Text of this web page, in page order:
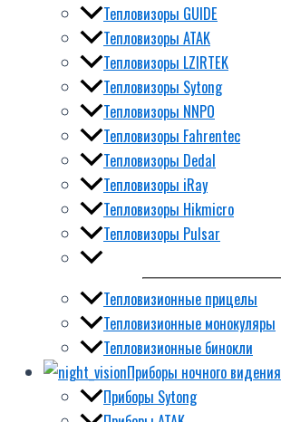
Тепловизоры GUIDE
Тепловизоры ATAK
Тепловизоры LZIRTEK
Тепловизоры Sytong
Тепловизоры NNPO
Тепловизоры Fahrentec
Тепловизоры Dedal
Тепловизоры iRay
Тепловизоры Hikmicro
Тепловизоры Pulsar
Тепловизионные прицелы
Тепловизионные монокуляры
Тепловизионные бинокли
Приборы ночного видения
Приборы Sytong